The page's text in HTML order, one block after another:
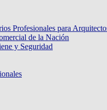
Profesionales para
de la Nación
y Seguridad